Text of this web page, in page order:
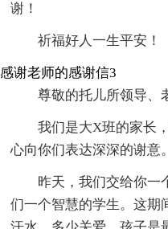
谢！
祈福好人一生平安！
感谢老师的感谢信3
尊敬的托儿所领导、
我们是大X班的家长
心向你们表达深深的谢意。
昨天，我们交给你一
们一个智慧的学生。这期